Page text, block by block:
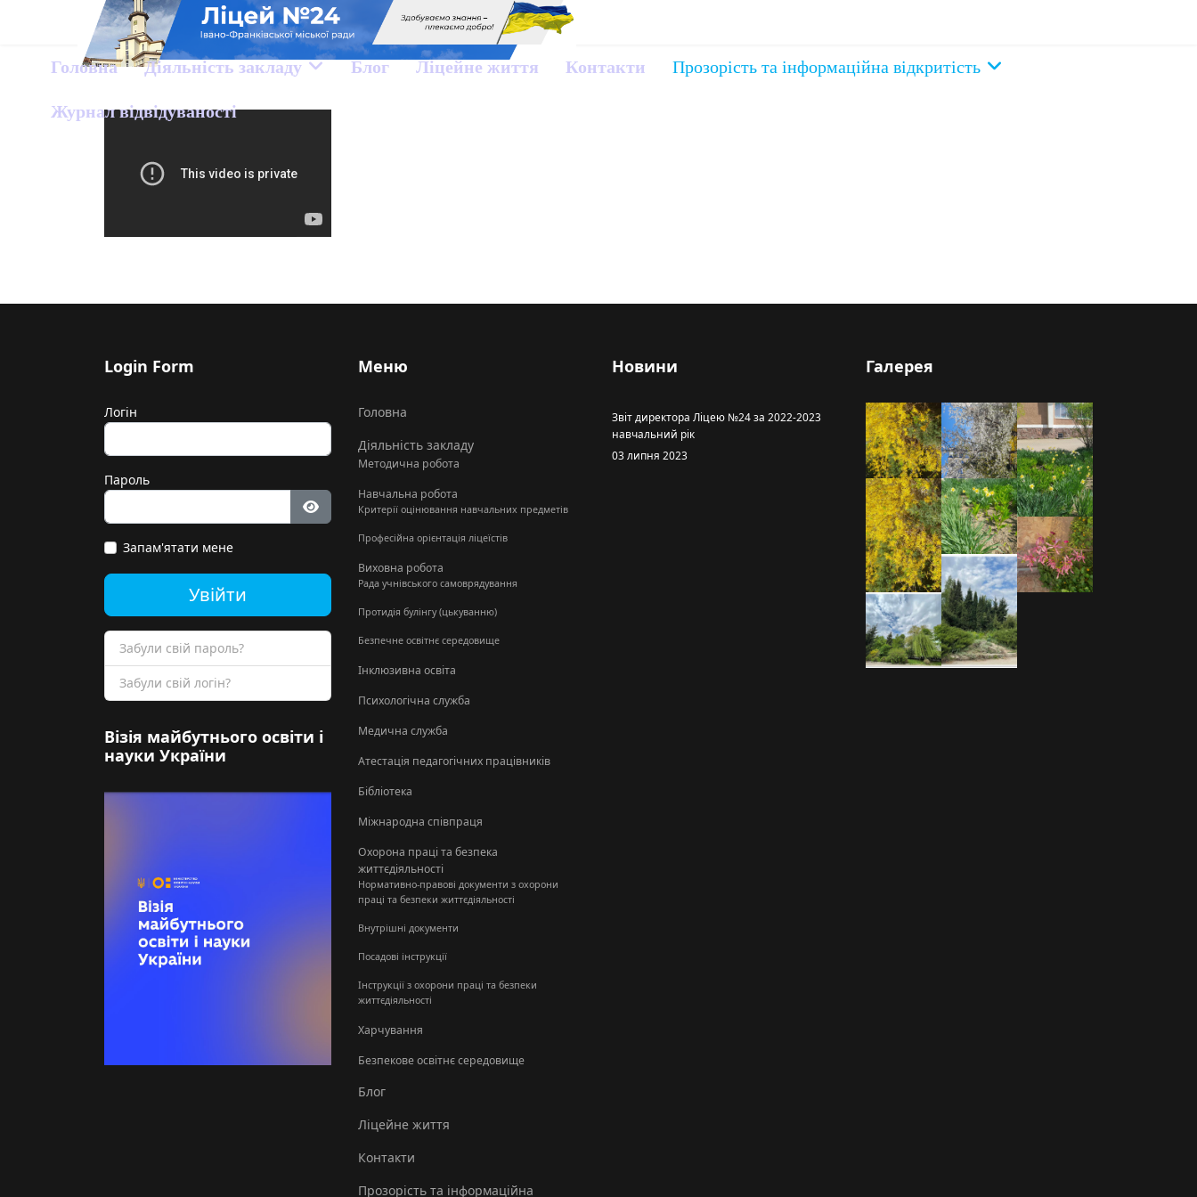
Головна Діяльність закладу Блог Ліцейне життя Контакти Прозорість та інформаційна відкритість
Журнал відвідуваності
Login Form
Логін
Пароль
Показати пароль
Запам'ятати мене
Увійти
Забули свій пароль?
Забули свій логін?
Візія майбутнього освіти і
науки України
Меню
Головна
Діяльність закладу
Методична робота
Навчальна робота
Критерії оцінювання навчальних предметів
Професійна орієнтація ліцеїстів
Виховна робота
Рада учнівського самоврядування
Протидія булінгу (цькуванню)
Безпечне освітнє середовище
Інклюзивна освіта
Психологічна служба
Медична служба
Атестація педагогічних працівників
Бібліотека
Міжнародна співпраця
Охорона праці та безпека
життєдіяльності
Нормативно-правові документи з охорони
праці та безпеки життєдіяльності
Внутрішні документи
Посадові інструкції
Інструкції з охорони праці та безпеки
життєдіяльності
Харчування
Безпекове освітнє середовище
Блог
Ліцейне життя
Контакти
Прозорість та інформаційна
Новини
Звіт директора Ліцею №24 за 2022-2023
навчальний рік
03 липня 2023
Галерея